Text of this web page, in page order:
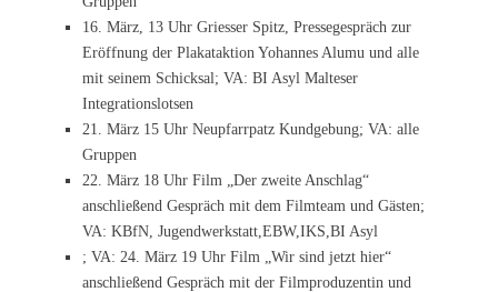
16. März, 13 Uhr Griesser Spitz, Pressegespräch zur
Eröffnung der Plakataktion Yohannes Alumu und alle
mit seinem Schicksal; VA: BI Asyl Malteser
Integrationslotsen
21. März 15 Uhr Neupfarrpatz Kundgebung; VA: alle
Gruppen
22. März 18 Uhr Film „Der zweite Anschlag“
anschließend Gespräch mit dem Filmteam und Gästen;
VA: KBfN, Jugendwerkstatt,EBW,IKS,BI Asyl
; VA: 24. März 19 Uhr Film „Wir sind jetzt hier“
anschließend Gespräch mit der Filmproduzentin und